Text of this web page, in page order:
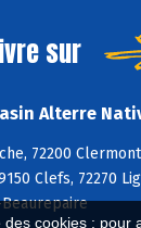
cookies :
sur
Alterre
72200
Clefs, 72270